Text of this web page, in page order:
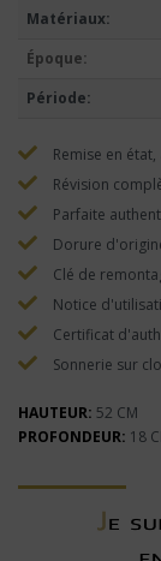
Matériaux:
Époque:
Période:
Remise en
Révision
Parfaite
Dorure
Clé de
Notice
Certificat
Sonnerie sur
HAUTEUR: 52 CM
PROFONDEUR: 18